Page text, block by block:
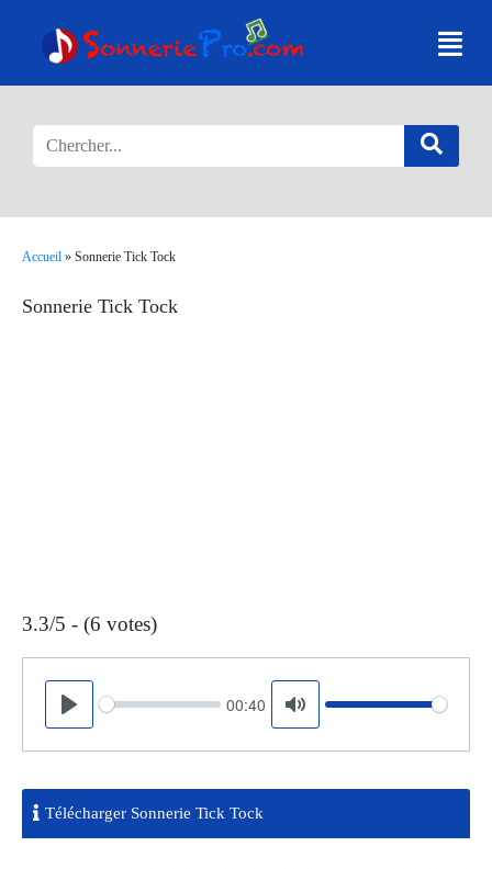
Accueil » Sonnerie Tick Tock
Sonnerie Tick Tock
3.3/5 - (6 votes)
Play
Seek 00:40
Mute
Volume
Télécharger Sonnerie Tick Tock